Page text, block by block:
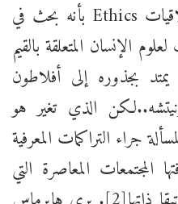
يحدد هابرماس مفهوم الأخلاقيات Ethics بأنه بحث في
الإنسان المتعلقة بالقيم
بجذوره إلى أفلاطون
الذي تغير هو
جراء التراكمات المعرفية
المجتمعات المعاصرة التي